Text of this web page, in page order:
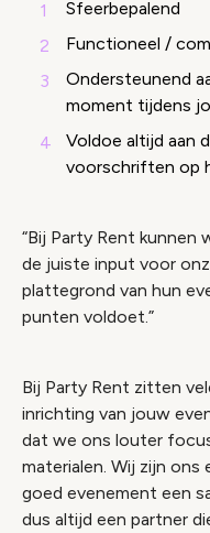
Sfeerbepalend
Functioneel /
Ondersteunend
moment tijdens
Voldoe altijd aan
voorschriften op
“Bij Party Rent
de juiste input voor
plattegrond van hun
punten voldoet.”
Bij Party Rent zitten
inrichting van jouw
dat we ons louter
materialen. Wij zijn
goed evenement een
dus altijd een partner